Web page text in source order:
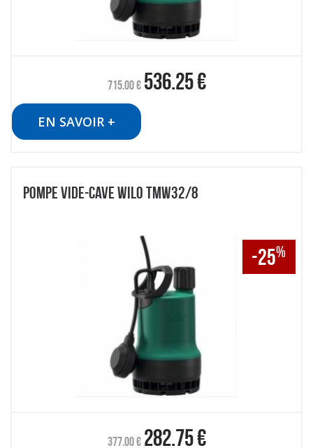
715.00€ 536.25€
EN SAVOIR +
POMPE VIDE-CAVE WILO TMW32/8
-25%
377.00€ 282.75€